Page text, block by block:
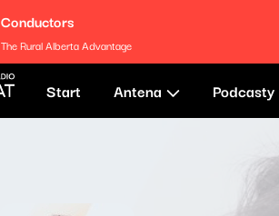
Conductors
The Rural Alberta Advantage
Start Antena Podcasty